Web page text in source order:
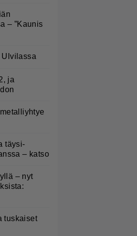
– ”Kaunis
Ulvilassa
ja
täysi-
– katso
– nyt
tuskaiset